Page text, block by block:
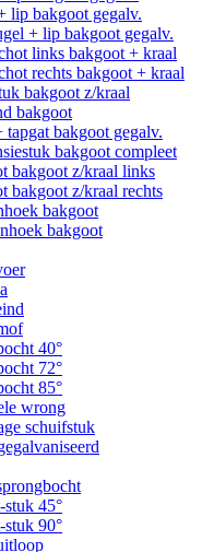
lip bakgoot gegalv.
+ lip bakgoot gegalv.
links bakgoot + kraal
rechts bakgoot + kraal
bakgoot z/kraal
bakgoot
tapgat bakgoot gegalv.
bakgoot compleet
bakgoot z/kraal links
bakgoot z/kraal rechts
bakgoot
bakgoot
40°
72°
85°
wrong
schuifstuk
45°
90°